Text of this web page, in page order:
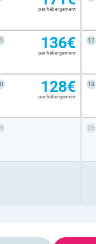
par hébergement
136€
par hébergement
12
128€
par hébergement
19
26